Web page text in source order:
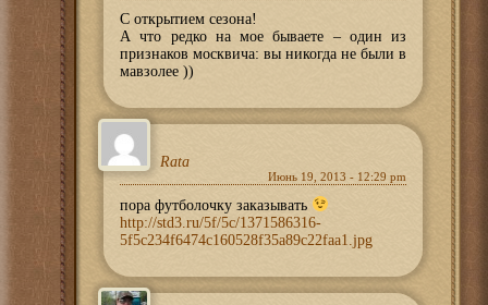
C открытием сезона!
А что редко на мое бываете – один из
признаков москвича: вы никогда не были в
мавзолее ))
Rata
Июнь 19, 2013 - 12:29 pm
пора футболочку заказывать
http://std3.ru/5f/5c/1371586316-
5f5c234f6474c160528f35a89c22faa1.jpg